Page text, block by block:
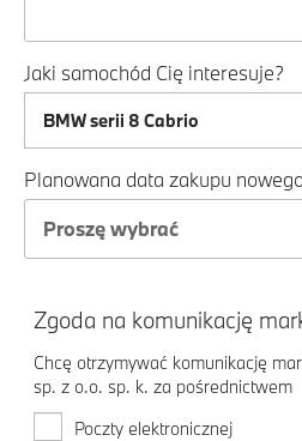
Jaki samochód Cię interesuje?
Planowana data zakupu
Proszę wybrać
Zgoda na komunikację
Chcę otrzymywać komunikację
sp. z o.o. sp. k. za pośrednictwem
Poczty elektronicznej